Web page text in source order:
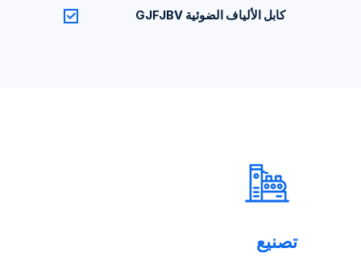
كابل الألياف الضوئية GJFJBV
تصنيع